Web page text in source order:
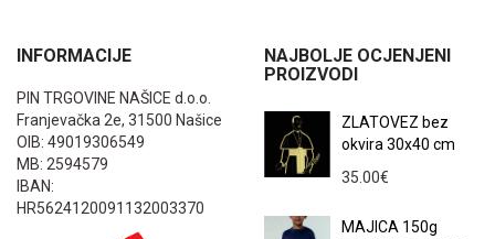
INFORMACIJE
PIN TRGOVINE NAŠICE d.o.o.
Franjevačka 2e, 31500 Našice
OIB: 49019306549
MB: 2594579
IBAN:
HR5624120091132003370
NAJBOLJE OCJENJENI
PROIZVODI
ZLATOVEZ bez
okvira 30x40 cm
35.00€
MAJICA 150g